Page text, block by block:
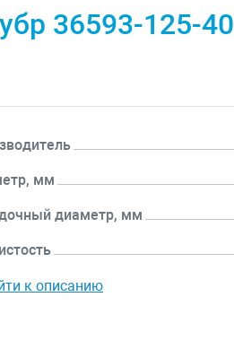
36593-125-40
мм
диаметр, мм
к описанию